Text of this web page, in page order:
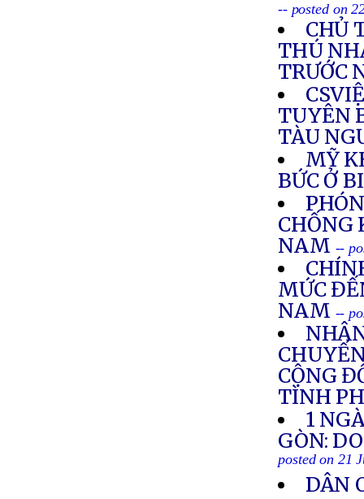
-- posted on
CHỦ
THÚ
TRƯỚC
TUYÊN
TÀU
MỸ
BỨC Ở
CHỐNG
NAM --
MỨC
NAM --
CỘNG
TÌNH
1
GÒN:
posted on 21
DÂN